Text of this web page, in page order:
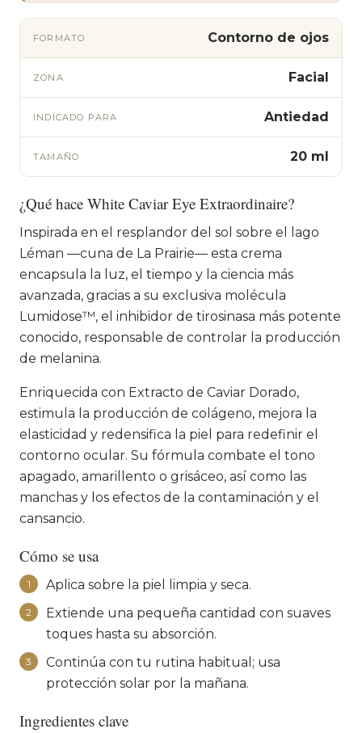
FORMATO Contorno de ojos
ZONA Facial
INDICADO PARA Antiedad
TAMAÑO 20 ml
¿Qué hace White Caviar Eye Extraordinaire?
Inspirada en el resplandor del sol sobre el lago
Léman —cuna de La Prairie— esta crema
encapsula la luz, el tiempo y la ciencia más
avanzada, gracias a su exclusiva molécula
Lumidose™, el inhibidor de tirosinasa más potente
conocido, responsable de controlar la producción
de melanina.
Enriquecida con Extracto de Caviar Dorado,
estimula la producción de colágeno, mejora la
elasticidad y redensifica la piel para redefinir el
contorno ocular. Su fórmula combate el tono
apagado, amarillento o grisáceo, así como las
manchas y los efectos de la contaminación y el
cansancio.
Cómo se usa
1 Aplica sobre la piel limpia y seca.
2
Extiende una pequeña cantidad con suaves
toques hasta su absorción.
3
Continúa con tu rutina habitual; usa
protección solar por la mañana.
Ingredientes clave